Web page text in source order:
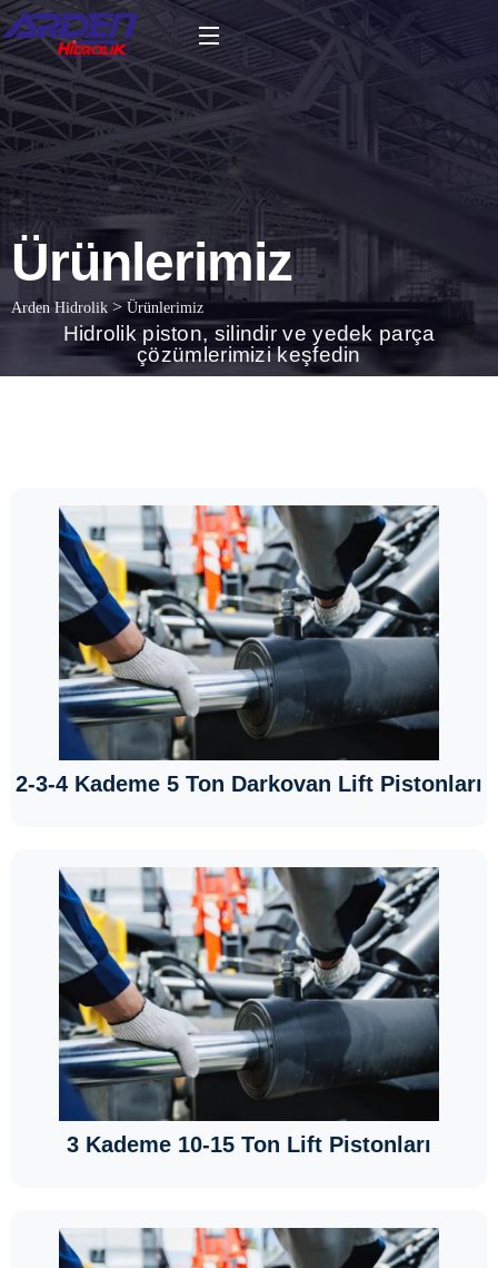
Ürünlerimiz
Arden Hidrolik >Ürünlerimiz
Hidrolik piston, silindir ve yedek parça
çözümlerimizi keşfedin
2-3-4 Kademe 5 Ton Darkovan Lift Pistonları
3 Kademe 10-15 Ton Lift Pistonları